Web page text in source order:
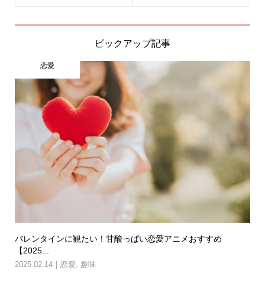
ピックアップ記事
恋愛
バレンタインに観たい！甘酸っぱい恋愛アニメおすすめ
【2025...
2025.02.14 恋愛 趣味